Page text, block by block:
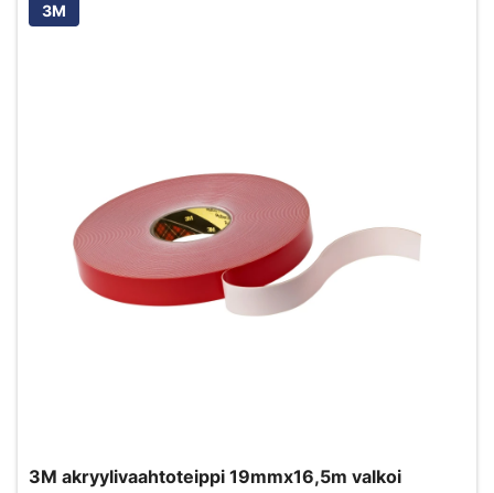
3M
3M akryylivaahtoteippi 19mmx16,5m valkoi